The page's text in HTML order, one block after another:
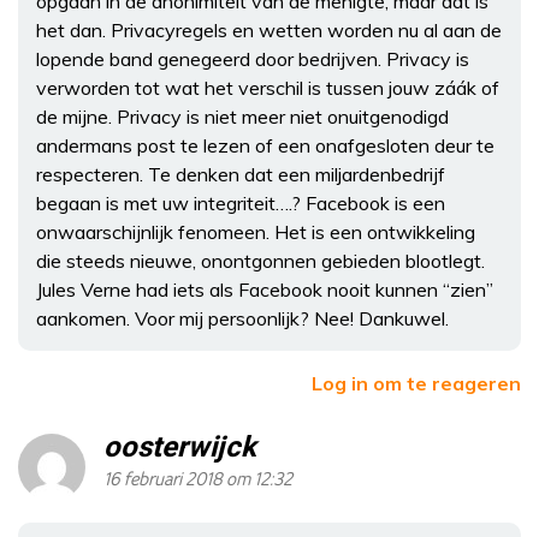
het dan. Privacyregels en wetten worden nu al aan de
lopende band genegeerd door bedrijven. Privacy is
verworden tot wat het verschil is tussen jouw záák of
de mijne. Privacy is niet meer niet onuitgenodigd
andermans post te lezen of een onafgesloten deur te
respecteren. Te denken dat een miljardenbedrijf
begaan is met uw integriteit….? Facebook is een
onwaarschijnlijk fenomeen. Het is een ontwikkeling
die steeds nieuwe, onontgonnen gebieden blootlegt.
Jules Verne had iets als Facebook nooit kunnen “zien”
aankomen. Voor mij persoonlijk? Nee! Dankuwel.
Log in om te reageren
oosterwijck
16 februari 2018 om 12:32